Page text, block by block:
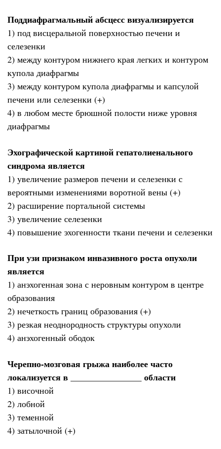
Поддиафрагмальный абсцесс визуализируется
1) под висцеральной поверхностью печени и
селезенки
2) между контуром нижнего края легких и контуром
купола диафрагмы
3) между контуром купола диафрагмы и капсулой
печени или селезенки (+)
4) в любом месте брюшной полости ниже уровня
диафрагмы
Эхографической картиной гепатолиенального
синдрома является
1) увеличение размеров печени и селезенки с
вероятными изменениями воротной вены (+)
2) расширение портальной системы
3) увеличение селезенки
4) повышение эхогенности ткани печени и селезенки
При узи признаком инвазивного роста опухоли
является
1) анэхогенная зона с неровным контуром в центре
образования
2) нечеткость границ образования (+)
3) резкая неоднородность структуры опухоли
4) анэхогенный ободок
Черепно-мозговая грыжа наиболее часто
локализуется в ________________ области
1) височной
2) лобной
3) теменной
4) затылочной (+)